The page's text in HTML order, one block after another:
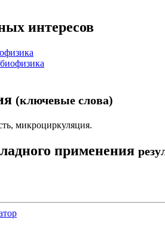
интересов
(ключевые слова)
микроциркуляция.
применения